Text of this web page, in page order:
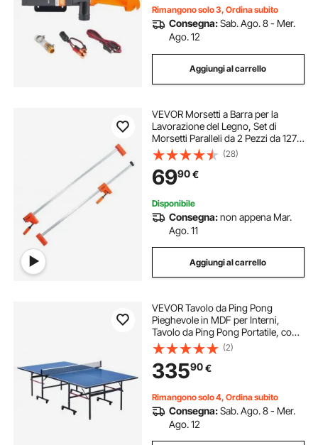
Rimangono solo 3, Ordina subito
Consegna:Sab. Ago. 8 - Mer.
Ago. 12
Aggiungi al carrello
VEVOR Morsetti a Barra per la
Lavorazione del Legno, Set di
Morsetti Paralleli da 2 Pezzi da 127
cm, Morsetto F con Limite di Carico
di 499 kg, Pressione Uniforme,
Plastica ad Alta Resistenza
(28)
6990€
Disponibile
Consegna:non appena Mar.
Ago. 11
Aggiungi al carrello
VEVOR Tavolo da Ping Pong
Pieghevole in MDF per Interni,
Tavolo da Ping Pong Portatile, con
Rete a Morsetto Rapido e Ruote
Bloccabili, Gioco da Ping Pong, Uso
Interno, Piani del Tavolo da 12 mm
(2)
33590€
Rimangono solo 4, Ordina subito
Consegna:Sab. Ago. 8 - Mer.
Ago. 12